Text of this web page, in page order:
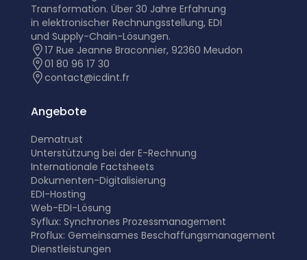
Transformation. Über 30 Jahre Erfahrung
in elektronischer Rechnungsstellung, EDI
und Supply-Chain-Lösungen.
17 Rue Jeanne Braconnier, 92360 Meudon
01 80 96 17 30
contact@icdint.fr
Angebote
Dematrust
Unterstützung bei der E-Rechnung
Internationale Factsheets
Dokumenten-Digitalisierung
EDI-Hosting
Web-EDI-Lösung
Syflux: Synchrones Prozessmanagement
Proflux: Gemeinsames Beschaffungsmanagement
Dienstleistungen